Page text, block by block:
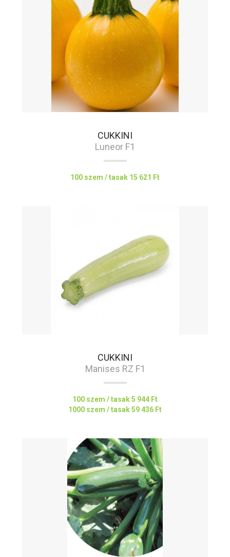
CUKKINI
Luneor F1
100 szem / tasak 15 621 Ft
CUKKINI
Manises RZ F1
100 szem / tasak5 944 Ft
1000 szem / tasak59 436 Ft